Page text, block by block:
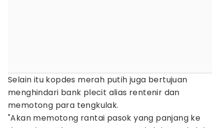
Selain itu kopdes merah putih juga bertujuan
menghindari bank plecit alias rentenir dan
memotong para tengkulak.
"Akan memotong rantai pasok yang panjang ke